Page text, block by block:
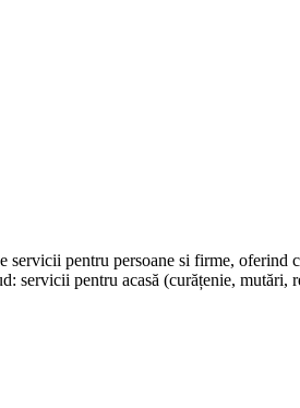
servicii pentru persoane si firme,
servicii pentru acasă (curățenie,